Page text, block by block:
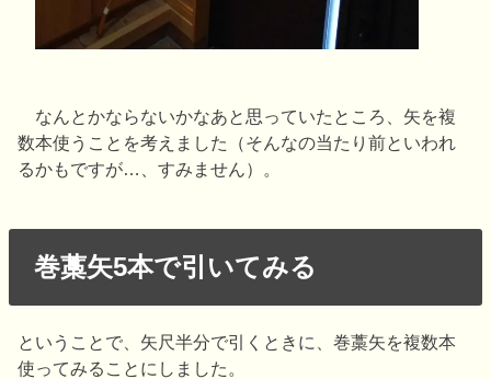
なんとかならないかなあと思っていたところ、矢を複
数本使うことを考えました（そんなの当たり前といわれ
るかもですが…、すみません）。
巻藁矢5本で引いてみる
ということで、矢尺半分で引くときに、巻藁矢を複数本
使ってみることにしました。